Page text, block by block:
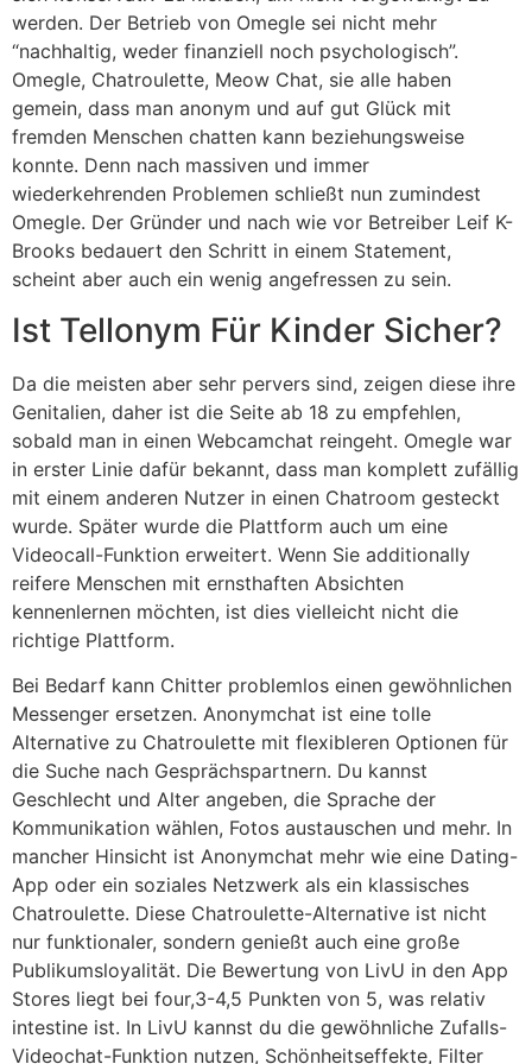
werden. Der Betrieb von Omegle sei nicht mehr
“nachhaltig, weder finanziell noch psychologisch”.
Omegle, Chatroulette, Meow Chat, sie alle haben
gemein, dass man anonym und auf gut Glück mit
fremden Menschen chatten kann beziehungsweise
konnte. Denn nach massiven und immer
wiederkehrenden Problemen schließt nun zumindest
Omegle. Der Gründer und nach wie vor Betreiber Leif K-
Brooks bedauert den Schritt in einem Statement,
scheint aber auch ein wenig angefressen zu sein.
Ist Tellonym Für Kinder Sicher?
Da die meisten aber sehr pervers sind, zeigen diese ihre
Genitalien, daher ist die Seite ab 18 zu empfehlen,
sobald man in einen Webcamchat reingeht. Omegle war
in erster Linie dafür bekannt, dass man komplett zufällig
mit einem anderen Nutzer in einen Chatroom gesteckt
wurde. Später wurde die Plattform auch um eine
Videocall-Funktion erweitert. Wenn Sie additionally
reifere Menschen mit ernsthaften Absichten
kennenlernen möchten, ist dies vielleicht nicht die
richtige Plattform.
Bei Bedarf kann Chitter problemlos einen gewöhnlichen
Messenger ersetzen. Anonymchat ist eine tolle
Alternative zu Chatroulette mit flexibleren Optionen für
die Suche nach Gesprächspartnern. Du kannst
Geschlecht und Alter angeben, die Sprache der
Kommunikation wählen, Fotos austauschen und mehr. In
mancher Hinsicht ist Anonymchat mehr wie eine Dating-
App oder ein soziales Netzwerk als ein klassisches
Chatroulette. Diese Chatroulette-Alternative ist nicht
nur funktionaler, sondern genießt auch eine große
Publikumsloyalität. Die Bewertung von LivU in den App
Stores liegt bei four,3-4,5 Punkten von 5, was relativ
intestine ist. In LivU kannst du die gewöhnliche Zufalls-
Videochat-Funktion nutzen, Schönheitseffekte, Filter